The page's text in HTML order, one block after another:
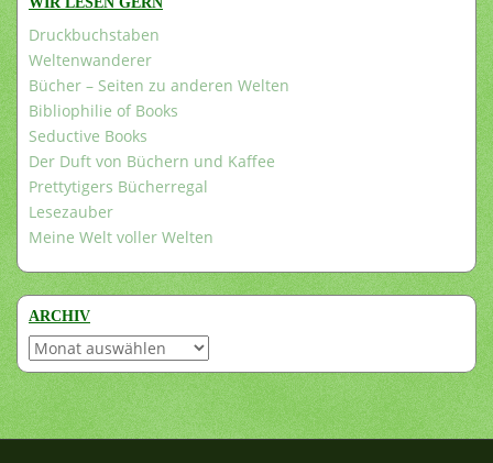
Druckbuchstaben
Weltenwanderer
Bücher – Seiten zu anderen Welten
Bibliophilie of Books
Seductive Books
Der Duft von Büchern und Kaffee
Prettytigers Bücherregal
Lesezauber
Meine Welt voller Welten
ARCHIV
Archiv